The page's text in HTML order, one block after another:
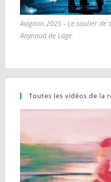
Avignon 2025 - Le soulier
Raynaud de Lage
Toutes les vidéos de la